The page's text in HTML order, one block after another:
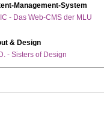
Management-System
- Das Web-CMS der MLU
& Design
- Sisters of Design